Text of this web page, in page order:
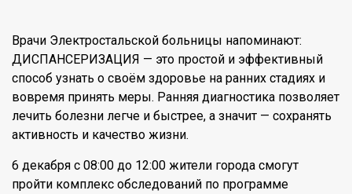
Врачи Электростальской больницы напоминают:
ДИСПАНСЕРИЗАЦИЯ — это простой и эффективный
способ узнать о своём здоровье на ранних стадиях и
вовремя принять меры. Ранняя диагностика позволяет
лечить болезни легче и быстрее, а значит — сохранять
активность и качество жизни.
6 декабря с 08:00 до 12:00 жители города смогут
пройти комплекс обследований по программе